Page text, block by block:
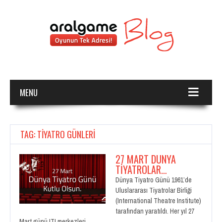
MENU
TAG: TIYATRO GÜNLERI
27 MART DÜNYA
TİYATROLAR…
Dünya Tiyatro Günü 1961’de
Uluslararası Tiyatrolar Birliği
(International Theatre Institute)
tarafından yaratıldı. Her yıl 27